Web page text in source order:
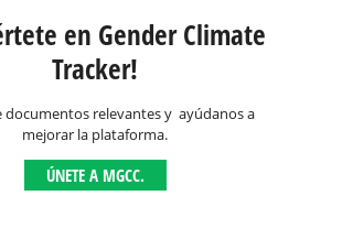
en Gender Climate
Tracker!
documentos relevantes y ayúdanos a
mejorar la plataforma.
ÚNETE A MGCC.